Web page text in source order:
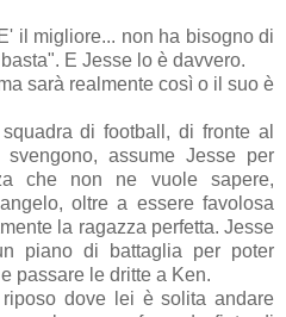
il migliore... non ha bisogno di
E Jesse lo è davvero.
sarà realmente così o il suo è
di football, di fronte al
assume Jesse per
che non ne vuole sapere,
oltre a essere favolosa
la ragazza perfetta. Jesse
piano di battaglia per poter
passare le dritte a Ken.
dove lei è solita andare